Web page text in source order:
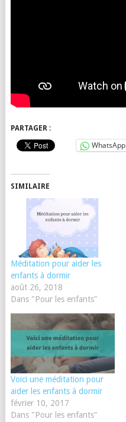
PARTAGER :
WhatsApp
SIMILAIRE
Méditation pour aider les
enfants à dormir
août 26, 2018
Dans "Pour les enfants"
Voici une méditation pour
aider les enfants à dormir
février 10, 2017
Dans "Pour les enfants"